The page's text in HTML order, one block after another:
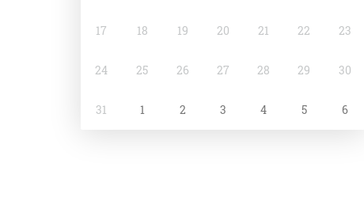
17 18 19 20 21 22 23
24 25 26 27 28 29 30
31 1 2 3 4 5 6